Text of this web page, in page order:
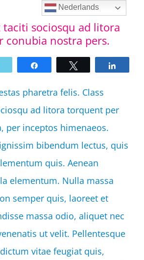
taciti sociosqu ad litora
conubia nostra pers.
pharetra felis. Class
ad litora torquent per
per inceptos himenaeos.
bibendum lectus, quis
quis. Aenean
elementum. Nulla massa
semper quis, laoreet et
massa odio, aliquet nec
ut velit. Pellentesque
vitae feugiat quis,
Nederlands